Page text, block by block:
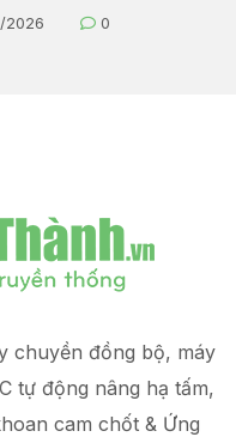
2026 0
chuyền đồng bộ, máy
tự động nâng hạ tấm,
cam chốt & Ứng